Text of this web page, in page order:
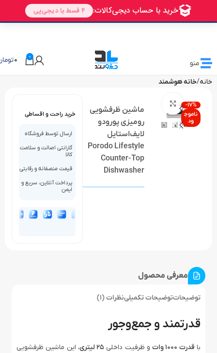
منو
0
0
خانه خانه هوشمند
-17%
ناموج
ود
ماشین ظرفشویی
رومیزی پورودو
لایف‌استایل
Porodo Lifestyle
Counter-Top
Dishwasher
خرید راحت و اقساطی
ارسال توسط فروشگاه
گارانتی اصالت و سلامت
کالا
قیمت منصفانه و رقابتی
پرداخت آنلاین، سریع و
ایمن
معرفی محصول
توضیحاتتوضیحات تکمیلینظرات (1)
قدرتمند و جمع‌وجور
با قدرت 1000 وات و ظرفیت داخلی 25 لیتری
، این ماشین ظرفشویی
🎁 تخفیف ویژه دیزولند برای اولین خرید شما AVALIN